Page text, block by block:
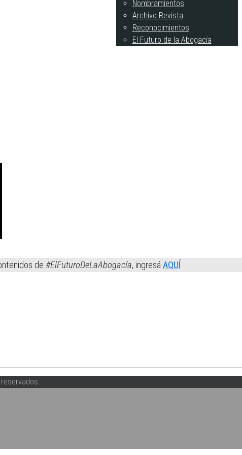
Nombramientos
Archivo Revista
Reconocimientos
El Futuro de la Abogacía
de #ElFuturoDeLaAbogacía, ingresáAQUÍ